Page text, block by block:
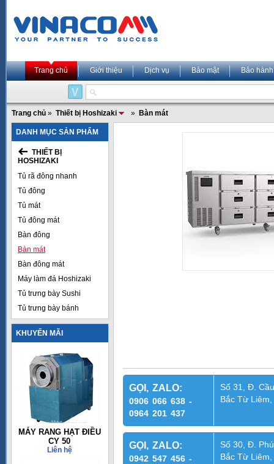
Trang chủ Giới thiệu Dịch vụ Bảo mật Bảo hành
Trang chủ » Thiết bị Hoshizaki » Bàn mát
DANH MỤC SẢN PHẨM
THIẾT BỊ
HOSHIZAKI
Tủ rã đông nhanh
Tủ đông
Tủ mát
Tủ đông mát
Bàn đông
Bàn mát
Bàn đông mát
Máy làm đá Hoshizaki
Tủ trưng bày Sushi
Tủ trưng bày bánh
KHUYẾN MÃI
MÁY RANG HẠT ĐIỀU
CY 50
Liên hệ
GỌI, ZALO:
0906 066 638 -
0964 201 437
Số 31, Đ.
Bắc Từ
GỌI, ZALO:
0942 547 456 -
Số 30, Đ.
Bắc Từ